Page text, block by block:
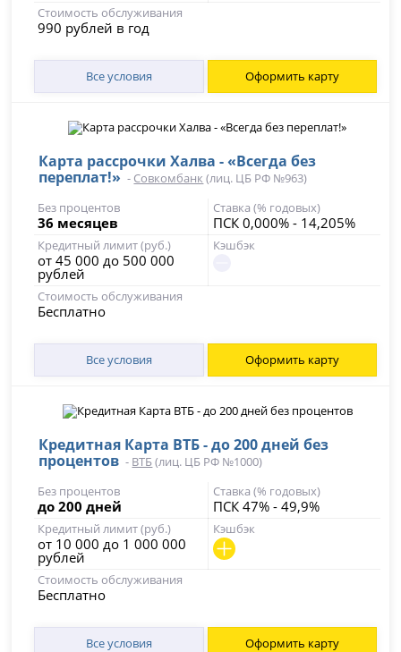
Стоимость обслуживания
990 рублей в год
Все условия Оформить карту
Карта рассрочки Халва - «Всегда без
переплат!» - Совкомбанк (лиц. ЦБ РФ №963)
Без процентов
36 месяцев
Ставка (% годовых)
ПСК 0,000% - 14,205%
Кредитный лимит (руб.)
от 45 000 до 500 000
рублей
Кэшбэк
Стоимость обслуживания
Бесплатно
Все условия Оформить карту
Кредитная Карта ВТБ - до 200 дней без
процентов - ВТБ(лиц. ЦБ РФ №1000)
Без процентов
до 200 дней
Ставка (% годовых)
ПСК 47% - 49,9%
Кредитный лимит (руб.)
от 10 000 до 1 000 000
рублей
Кэшбэк
Стоимость обслуживания
Бесплатно
Все условия Оформить карту